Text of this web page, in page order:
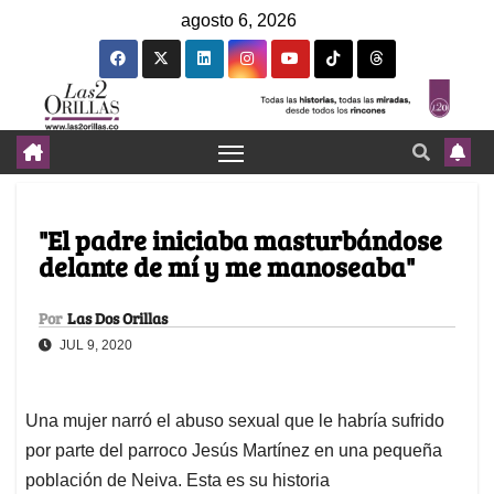
agosto 6, 2026
"El padre iniciaba masturbándose
delante de mí y me manoseaba"
Por Las Dos Orillas
JUL 9, 2020
Una mujer narró el abuso sexual que le habría sufrido
por parte del parroco Jesús Martínez en una pequeña
población de Neiva. Esta es su historia